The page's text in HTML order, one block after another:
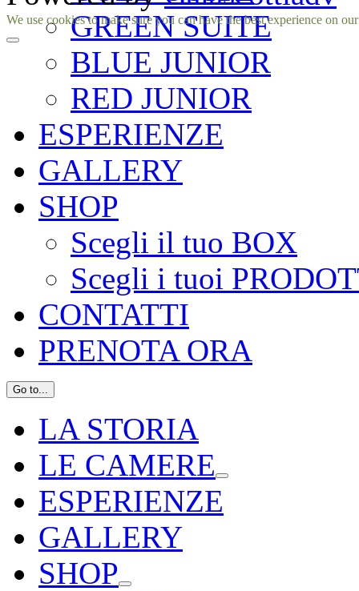
GREEN SUITE
BLUE JUNIOR
RED JUNIOR
ESPERIENZE
GALLERY
SHOP
Scegli il tuo BOX
Scegli i tuoi
CONTATTI
PRENOTA ORA
Go to...
LA STORIA
LE CAMERE
ESPERIENZE
GALLERY
SHOP
Facebook
Instagram
We use cookies to make sure you can have the best experience on